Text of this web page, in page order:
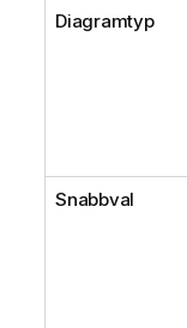
Diagramtyp
Snabbval